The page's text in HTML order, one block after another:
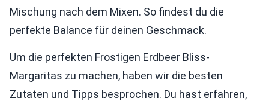
Mischung nach dem Mixen. So findest du die
perfekte Balance für deinen Geschmack.
Um die perfekten Frostigen Erdbeer Bliss-
Margaritas zu machen, haben wir die besten
Zutaten und Tipps besprochen. Du hast erfahren,